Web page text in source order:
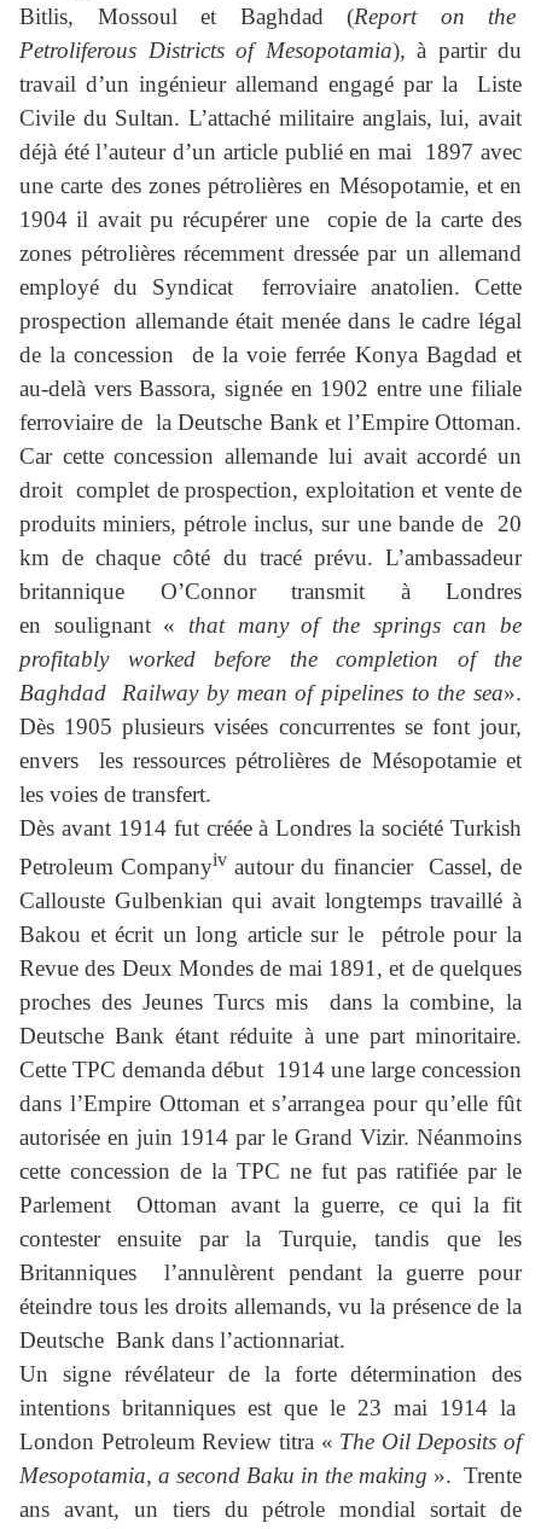
Bitlis, Mossoul et Baghdad (Report on the
Petroliferous Districts of Mesopotamia), à partir du
travail d’un ingénieur allemand engagé par la Liste
Civile du Sultan. L’attaché militaire anglais, lui, avait
déjà été l’auteur d’un article publié en mai 1897 avec
une carte des zones pétrolières en Mésopotamie, et en
1904 il avait pu récupérer une copie de la carte des
zones pétrolières récemment dressée par un allemand
employé du Syndicat ferroviaire anatolien. Cette
prospection allemande était menée dans le cadre légal
de la concession de la voie ferrée Konya Bagdad et
au-delà vers Bassora, signée en 1902 entre une filiale
ferroviaire de la Deutsche Bank et l’Empire Ottoman.
Car cette concession allemande lui avait accordé un
droit complet de prospection, exploitation et vente de
produits miniers, pétrole inclus, sur une bande de 20
km de chaque côté du tracé prévu. L’ambassadeur
britannique O’Connor transmit à Londres
en soulignant « that many of the springs can be
profitably worked before the completion of the
Baghdad Railway by mean of pipelines to the sea».
Dès 1905 plusieurs visées concurrentes se font jour,
envers les ressources pétrolières de Mésopotamie et
les voies de transfert.
Dès avant 1914 fut créée à Londres la société Turkish
Petroleum Companyiv autour du financier Cassel, de
Callouste Gulbenkian qui avait longtemps travaillé à
Bakou et écrit un long article sur le pétrole pour la
Revue des Deux Mondes de mai 1891, et de quelques
proches des Jeunes Turcs mis dans la combine, la
Deutsche Bank étant réduite à une part minoritaire.
Cette TPC demanda début 1914 une large concession
dans l’Empire Ottoman et s’arrangea pour qu’elle fût
autorisée en juin 1914 par le Grand Vizir. Néanmoins
cette concession de la TPC ne fut pas ratifiée par le
Parlement Ottoman avant la guerre, ce qui la fit
contester ensuite par la Turquie, tandis que les
Britanniques l’annulèrent pendant la guerre pour
éteindre tous les droits allemands, vu la présence de la
Deutsche Bank dans l’actionnariat.
Un signe révélateur de la forte détermination des
intentions britanniques est que le 23 mai 1914 la
London Petroleum Review titra « The Oil Deposits of
Mesopotamia, a second Baku in the making ». Trente
ans avant, un tiers du pétrole mondial sortait de